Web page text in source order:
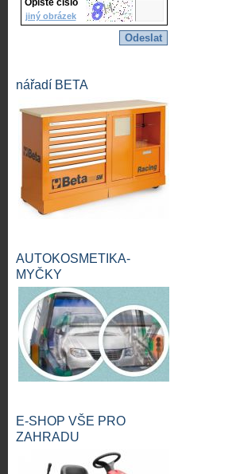
Opište číslo
jiný obrázek
nářadí BETA
AUTOKOSMETIKA-
MYČKY
E-SHOP VŠE PRO
ZAHRADU